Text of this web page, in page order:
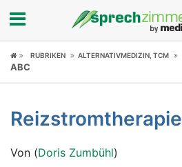
Fokus
Symptome
Untersuchungen
RUBRIKEN ALTERNATIVMEDIZIN, TCM
ABC
Reizstromtherapie
Von (Doris Zumbühl)